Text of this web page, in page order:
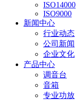
ISO14000
ISO9000
新闻中心
行业动态
公司新闻
企业文化
产品中心
调音台
音箱
专业功放